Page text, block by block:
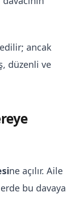
ancak
düzenli ve
ne açılır. Aile
bu davaya